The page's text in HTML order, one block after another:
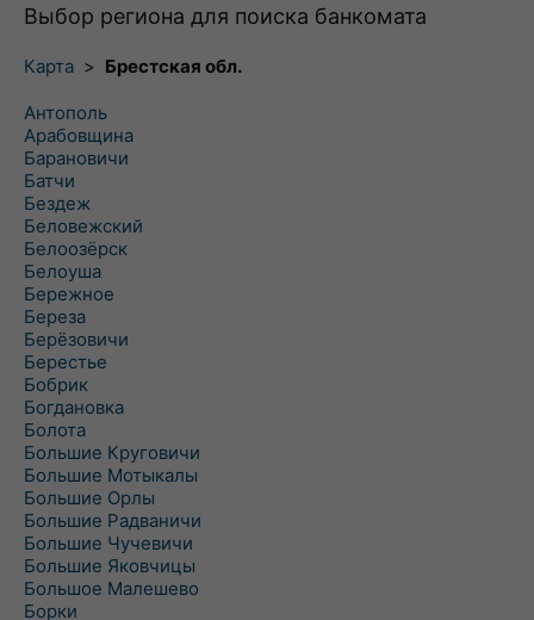
Выбор региона для поиска банкомата
Карта > Брестская обл.
Антополь
Арабовщина
Барановичи
Батчи
Бездеж
Беловежский
Белоозёрск
Белоуша
Бережное
Береза
Берёзовичи
Берестье
Бобрик
Богдановка
Болота
Большие Круговичи
Большие Мотыкалы
Большие Орлы
Большие Радваничи
Большие Чучевичи
Большие Яковчицы
Большое Малешево
Борки